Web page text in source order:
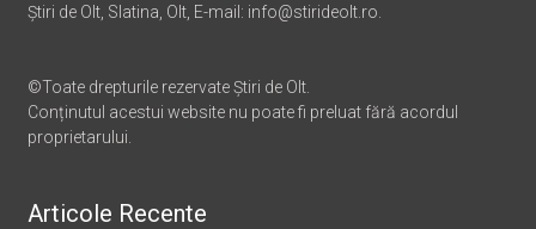
Știri de Olt, Slatina, Olt, E-mail: info@stirideolt.ro.
©Toate drepturile rezervate Știri de Olt.
Conținutul acestui website nu poate fi preluat fără acordul
proprietarului.
Articole Recente